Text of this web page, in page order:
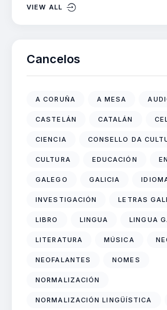
VIEW ALL
Cancelos
A CORUÑA A MESA
CASTELÁN CATALÁN
CIENCIA CONSELLO DA
CULTURA EDUCACIÓN
GALEGO GALICIA
INVESTIGACIÓN LETRAS
LIBRO LINGUA LINGUA
LITERATURA MÚSICA
NEOFALANTES NOMES
NORMALIZACIÓN
NORMALIZACIÓN LINGÜÍSTICA